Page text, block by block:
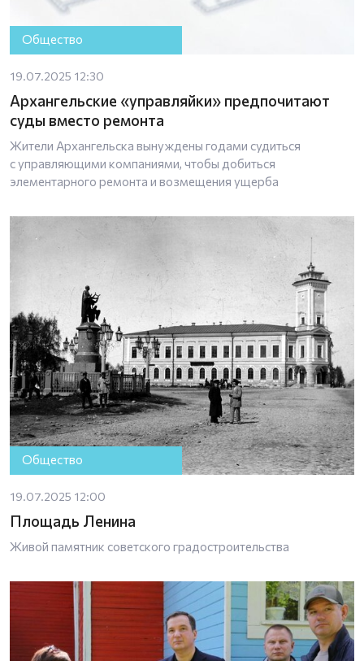
Общество
19.07.2025 12:30
Архангельские «управляйки» предпочитают
суды вместо ремонта
Жители Архангельска вынуждены годами судиться
с управляющими компаниями, чтобы добиться
элементарного ремонта и возмещения ущерба
Общество
19.07.2025 12:00
Площадь Ленина
Живой памятник советского градостроительства